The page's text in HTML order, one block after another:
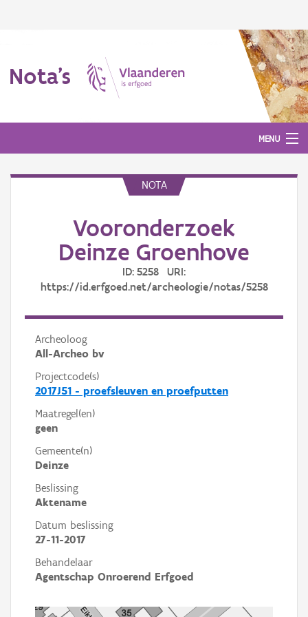
Nota's
MENU
NOTA
Vooronderzoek
Deinze Groenhove
ID: 5258 URI:
https://id.erfgoed.net/archeologie/notas/5258
Archeoloog
All-Archeo bv
Projectcode(s)
2017J51 - proefsleuven en proefputten
Maatregel(en)
geen
Gemeente(n)
Deinze
Beslissing
Aktename
Datum beslissing
27-11-2017
Behandelaar
Agentschap Onroerend Erfgoed